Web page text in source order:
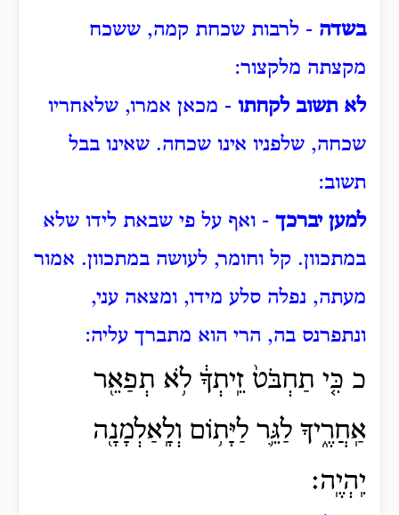
בשדה - לרבות שכחת קמה, ששכח
מקצתה מלקצור:
לא תשוב לקחתו - מכאן אמרו, שלאחריו
שכחה, שלפניו אינו שכחה. שאינו בבל
תשוב:
למען יברכך - ואף על פי שבאת לידו שלא
במתכוון. קל וחומר, לעושה במתכוון. אמור
מעתה, נפלה סלע מידו, ומצאה עני,
ונתפרנס בה, הרי הוא מתברך עליה:
כ כִּ֤י תַחְבֹּט֙ זֵֽיתְךָ֔ לֹ֥א תְפַאֵ֖ר
אַֽחֲרֶ֑יךָ לַגֵּ֛ר לַיָּת֥וֹם וְלָֽאַלְמָנָ֖ה
יִֽהְיֶֽה׃